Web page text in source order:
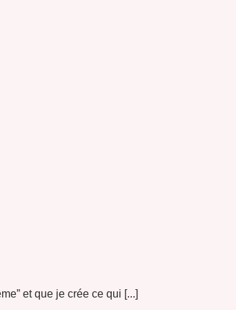
et que je crée ce qui [...]